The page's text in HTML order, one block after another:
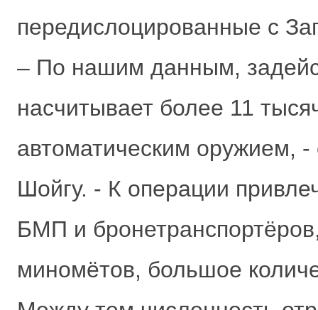
передислоцированные с
– По нашим данным,
насчитывает более 11
автоматическим оружием,
Шойгу. - К операции
БМП и
миномётов, большое